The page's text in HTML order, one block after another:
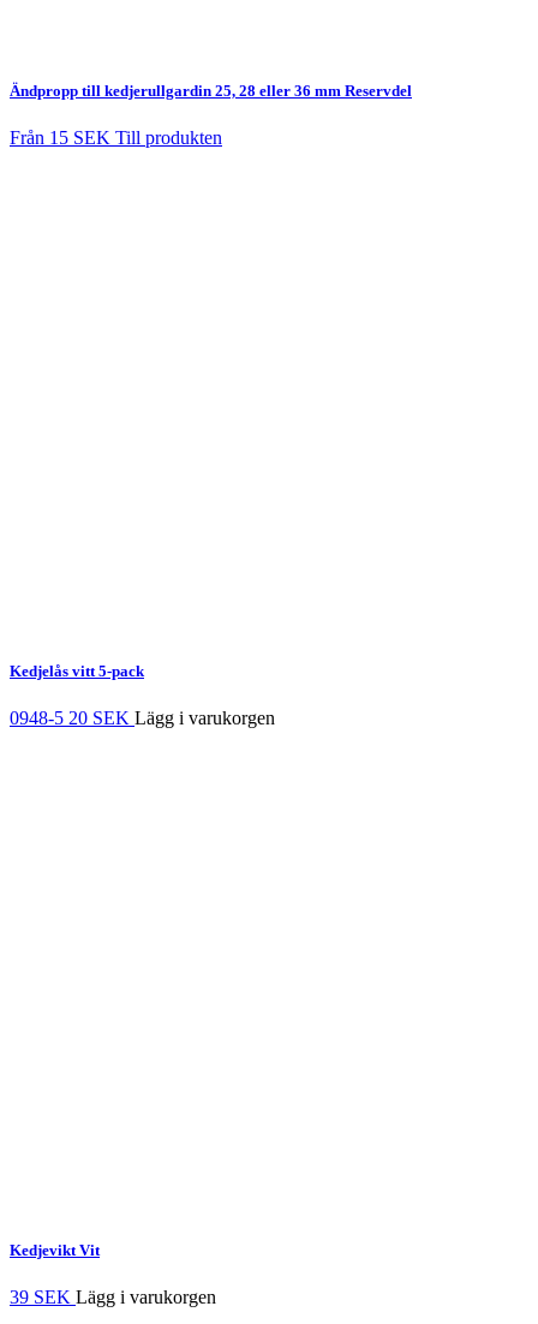
Ändpropp till kedjerullgardin 25, 28 eller 36 mm Reservdel
Från 15 SEK Till produkten
Kedjelås vitt 5-pack
0948-5 20 SEK Lägg i varukorgen
Kedjevikt Vit
39 SEK Lägg i varukorgen